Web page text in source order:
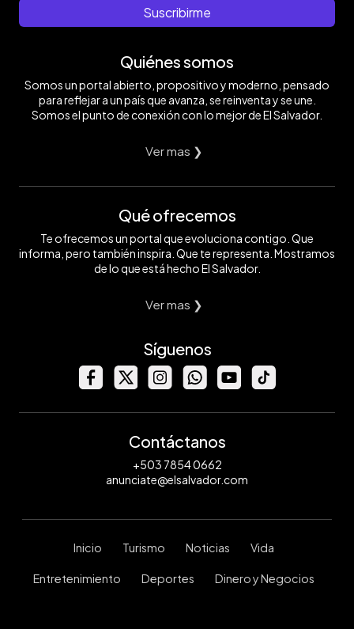
Suscribirme
Quiénes somos
Somos un portal abierto, propositivo y moderno, pensado
para reflejar a un país que avanza, se reinventa y se une.
Somos el punto de conexión con lo mejor de El Salvador.
Ver mas ❯
Qué ofrecemos
Te ofrecemos un portal que evoluciona contigo. Que
informa, pero también inspira. Que te representa. Mostramos
de lo que está hecho El Salvador.
Ver mas ❯
Síguenos
Contáctanos
+503 7854 0662
anunciate@elsalvador.com
Inicio Turismo Noticias Vida
Entretenimiento Deportes Dinero y Negocios